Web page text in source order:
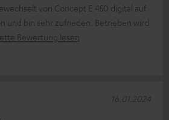
von Concept E 450 digital auf
und bin sehr zufrieden. Betrieben wird
Bewertung lesen
16.01.2024